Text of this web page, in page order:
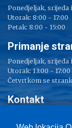
Ponedjeljak, srijeda
Utorak: 8:00 - 17:00
Petak: 8:00 - 15:00
Primanje
Ponedjeljak, srijeda
Utorak: 13:00 - 17:00
Četvrtkom se
Kontakt
Tel: 051/ 209 000